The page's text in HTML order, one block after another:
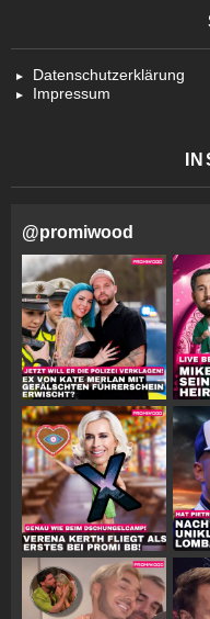
Datenschutzerklärung
Impressum
@promiwood